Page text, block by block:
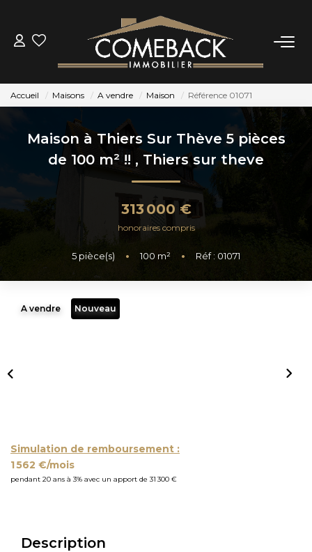
ACHETER
LOUER
ESTIMER
BIENS VENDUS
CONTACT
Accueil Maisons A vendre Maison Référence 01071
Maison à Thiers Sur Thève 5 pièces
de 100 m² !! , Thiers sur theve
313 000 €
honoraires compris
5 pièce(s) • 100 m² • Réf : 01071
A vendre Nouveau
Simulation de remboursement :
1 562 €/mois
pendant 20 ans à 3% avec un apport de 31 300 €
Description